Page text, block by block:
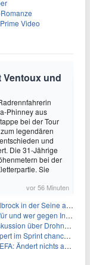
Video
Ventoux und
Phinney aus
bei der Tour
legendären
und
Die 31-Jährige
bei der
Sie
vor 56 Minuten
der Seine ausgebremst
wer gegen Infantino?
über Drohnenabwehr
im Sprint chancenlos
nichts an Boykott